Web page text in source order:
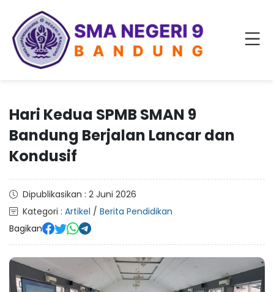
Hari Kedua SPMB SMAN 9
Bandung Berjalan Lancar dan
Kondusif
Dipublikasikan : 2 Juni 2026
Kategori : Artikel / Berita Pendidikan
Bagikan